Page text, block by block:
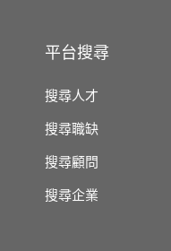
平台搜尋
搜尋人才
搜尋職缺
搜尋顧問
搜尋企業